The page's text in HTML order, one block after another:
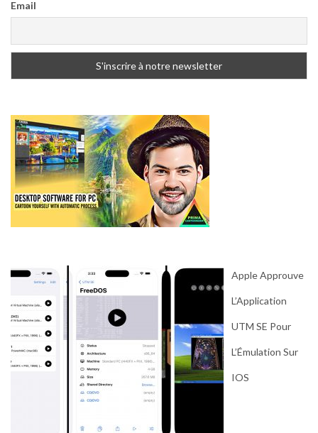
Email
Apple Approuve
L’Application
UTM SE Pour
L’Émulation Sur
IOS